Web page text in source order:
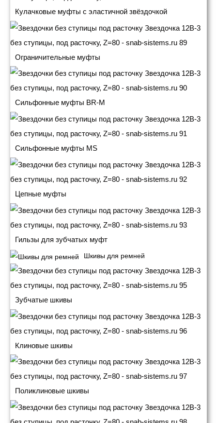
Кулачковые муфты с эластичной звёздочкой
Ограничительные муфты
Сильфонные муфты BR-M
Сильфонные муфты MS
Цепные муфты
Гильзы для зубчатых муфт
Шкивы для ремней
Зубчатые шкивы
Клиновые шкивы
Поликлиновые шкивы